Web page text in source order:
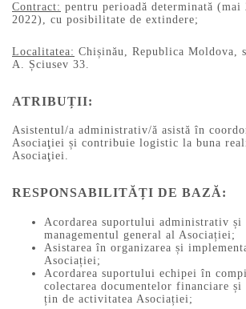
Contract: pentru perioadă determinată
2022), cu posibilitate de extindere;
Localitatea: Chișinău, Republica Moldova,
A. Șciusev 33.
ATRIBUȚII:
Asistentul/a administrativ/ă asistă în
Asociaţiei și contribuie logistic la buna
Asociaţiei.
RESPONSABILITĂȚI DE BAZĂ:
Acordarea suportului administrativ și
managementul general al Asociației;
Asistarea în organizarea și
Asociației;
Acordarea suportului echipei în
colectarea documentelor financiare
țin de activitatea Asociației;